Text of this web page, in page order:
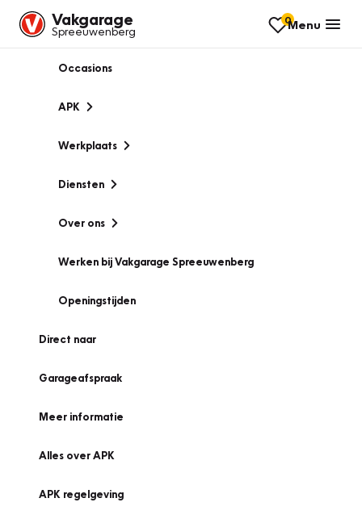
Vakgarage
Spreeuwenberg
0Menu
Occasions
APK
Werkplaats
Diensten
Over ons
Werken bij Vakgarage Spreeuwenberg
Openingstijden
Direct naar
Garageafspraak
Meer informatie
Alles over APK
APK regelgeving